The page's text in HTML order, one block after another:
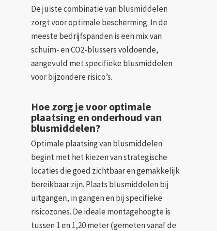
De juiste combinatie van blusmiddelen
zorgt voor optimale bescherming. In de
meeste bedrijfspanden is een mix van
schuim- en CO2-blussers voldoende,
aangevuld met specifieke blusmiddelen
voor bijzondere risico’s.
Hoe zorg je voor optimale
plaatsing en onderhoud van
blusmiddelen?
Optimale plaatsing van blusmiddelen
begint met het kiezen van strategische
locaties die goed zichtbaar en gemakkelijk
bereikbaar zijn. Plaats blusmiddelen bij
uitgangen, in gangen en bij specifieke
risicozones. De ideale montagehoogte is
tussen 1 en 1,20 meter (gemeten vanaf de